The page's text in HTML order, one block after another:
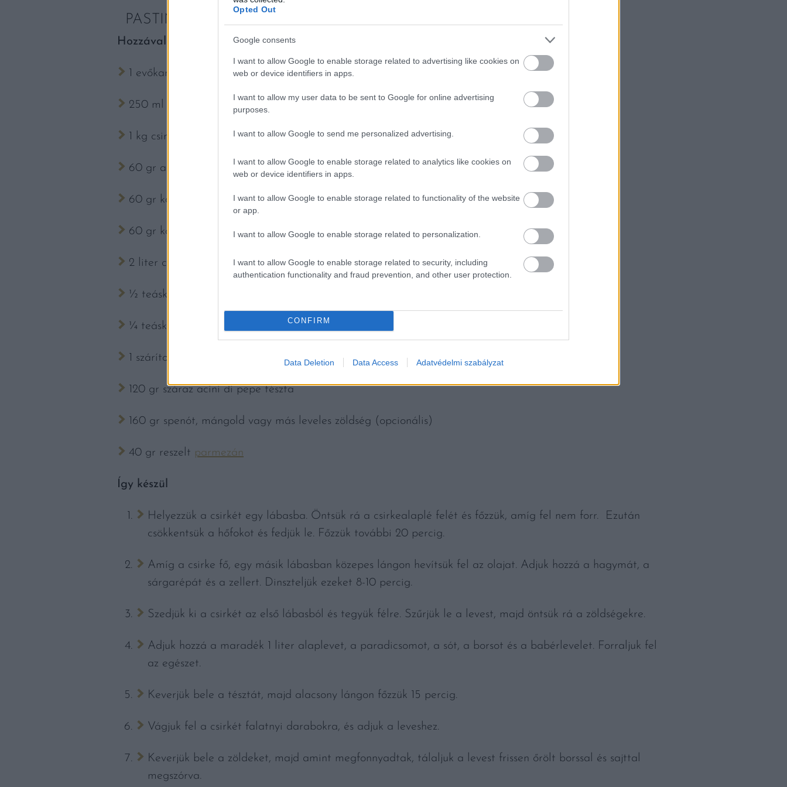
Opted Out
Google consents
I want to allow Google to enable storage related to advertising like cookies on
web or device identifiers in apps.
I want to allow my user data to be sent to Google for online advertising
purposes.
I want to allow Google to send me personalized advertising.
I want to allow Google to enable storage related to analytics like cookies on
web or device identifiers in apps.
I want to allow Google to enable storage related to functionality of the website
or app.
I want to allow Google to enable storage related to personalization.
I want to allow Google to enable storage related to security, including
authentication functionality and fraud prevention, and other user protection.
CONFIRM
Data Deletion Data Access Adatvédelmi szabályzat
PASTINA
Hozzávalók
1 evőkanál olívaolaj
250 ml darabos paradicsomkonzerv
1 kg csirkemell (csont és bőr nélkül)
60 gr apróra vágott hagyma
60 gr kockára vágott sárgarépa
60 gr kockára vágott zeller
2 liter csirkealaplé
½ teáskanál tengeri só
¼ teáskanál frissen őrölt fekete bors
1 szárított babérlevél
120 gr száraz acini di pepe tészta
160 gr spenót, mángold vagy más leveles zöldség (opcionális)
40 gr reszelt parmezán
Így készül
Helyezzük a csirkét egy lábasba. Öntsük rá a csirkealaplé felét és főzzük, amíg fel nem forr. Ezután
csökkentsük a hőfokot és fedjük le. Főzzük további 20 percig.
Amíg a csirke fő, egy másik lábasban közepes lángon hevítsük fel az olajat. Adjuk hozzá a hagymát, a
sárgarépát és a zellert. Dinszteljük ezeket 8-10 percig.
Szedjük ki a csirkét az első lábasból és tegyük félre. Szűrjük le a levest, majd öntsük rá a zöldségekre.
Adjuk hozzá a maradék 1 liter alaplevet, a paradicsomot, a sót, a borsot és a babérlevelet. Forraljuk fel
az egészet.
Keverjük bele a tésztát, majd alacsony lángon főzzük 15 percig.
Vágjuk fel a csirkét falatnyi darabokra, és adjuk a leveshez.
Keverjük bele a zöldeket, majd amint megfonnyadtak, tálaljuk a levest frissen őrölt borssal és sajttal
megszórva.